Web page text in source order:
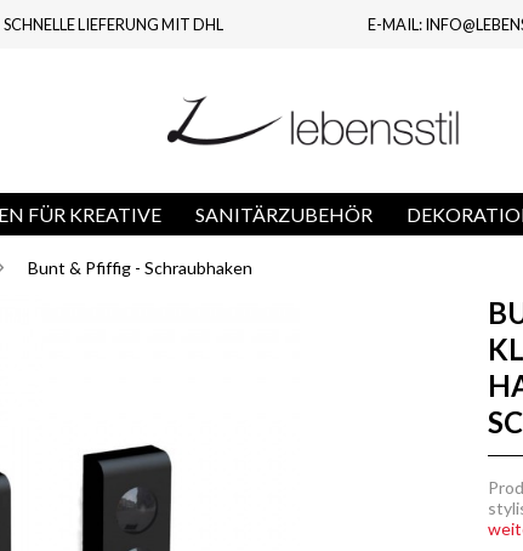
SCHNELLE LIEFERUNG MIT DHL E-MAIL:
FÜR KREATIVE SANITÄRZUBEHÖR
Bunt & Pfiffig - Schraubhaken